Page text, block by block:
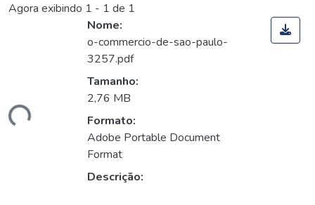
Agora exibindo 1 - 1 de 1
Nome:
o-commercio-de-sao-paulo-
3257.pdf
Tamanho:
2,76 MB
Formato:
Adobe Portable Document
Format
Descrição: